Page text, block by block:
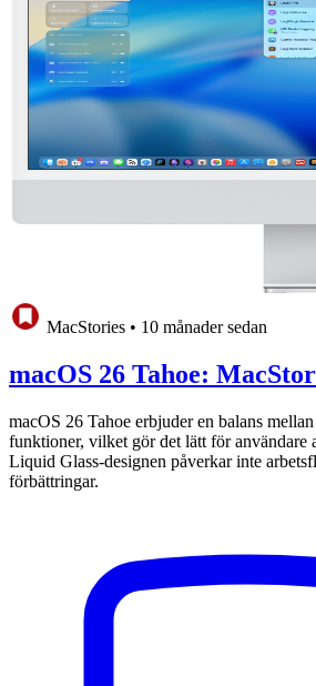
MacStories • 10 månader sedan
macOS 26 Tahoe:
macOS 26 Tahoe erbjuder en balans
funktioner, vilket gör det lätt för användare
Liquid Glass-designen påverkar inte
förbättringar.